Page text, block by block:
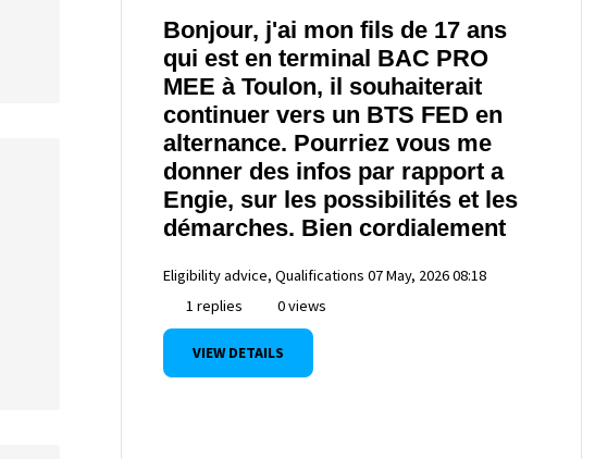
Bonjour, j'ai mon fils de 17 ans
qui est en terminal BAC PRO
MEE à Toulon, il souhaiterait
continuer vers un BTS FED en
alternance. Pourriez vous me
donner des infos par rapport a
Engie, sur les possibilités et les
démarches. Bien cordialement
Eligibility advice, Qualifications 07 May, 2026 08:18
1 replies
0 views
VIEW DETAILS